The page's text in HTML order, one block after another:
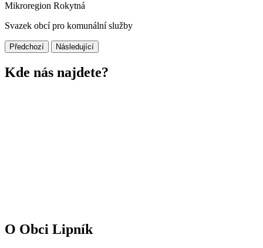
Mikroregion Rokytná
Svazek obcí pro komunální služby
Předchozí Následující
Kde nás najdete?
O Obci Lipník